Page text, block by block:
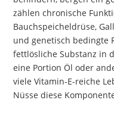
zählen chronische
Bauchspeicheldrüse,
und genetisch bedingte
fettlösliche Substanz in
eine Portion Öl oder
viele Vitamin-E-reiche
Nüsse diese